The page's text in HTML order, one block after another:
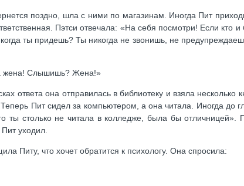
поздно, шла с ними по магазинам. Иногда Пит
Пэтси отвечала: «На себя посмотри! Если кто и
ты придешь? Ты никогда не звонишь, не
жена! Слышишь? Жена!»
ответа она отправилась в библиотеку и взяла несколько
Пит сидел за компьютером, а она читала. Иногда до
ты столько не читала в колледже, была бы отличницей».
уходил.
Питу, что хочет обратится к психологу. Она спросила: